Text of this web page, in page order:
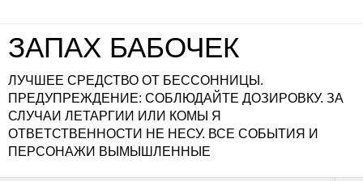
ЗАПАХ БАБОЧЕК
ЛУЧШЕЕ СРЕДСТВО ОТ БЕССОННИЦЫ.
ПРЕДУПРЕЖДЕНИЕ: СОБЛЮДАЙТЕ ДОЗИРОВКУ. ЗА
СЛУЧАИ ЛЕТАРГИИ ИЛИ КОМЫ Я
ОТВЕТСТВЕННОСТИ НЕ НЕСУ. ВСЕ СОБЫТИЯ И
ПЕРСОНАЖИ ВЫМЫШЛЕННЫЕ